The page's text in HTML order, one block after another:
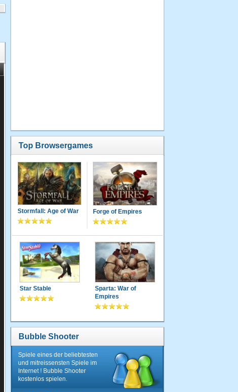
Top Browsergames
Stormfall: Age of War Forge of Empires
Star Stable
Sparta: War of
Empires
Bubble Shooter
Spiele eines der beliebtesten
und mitreissensten Spiele im
Internet ! Bubble Shooter
kostenlos spielen.